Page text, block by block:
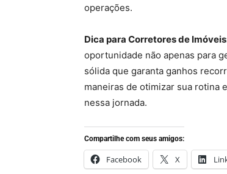
operações.
Dica para Corretores de
oportunidade não apenas para
sólida que garanta ganhos
maneiras de otimizar sua rotina
nessa jornada.
Compartilhe com seus amigos:
Facebook X